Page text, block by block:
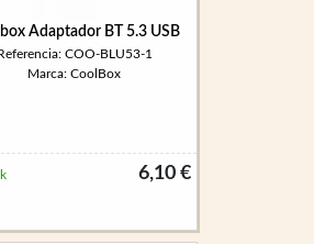
Adaptador BT 5.3 USB
COO-BLU53-1
Marca: CoolBox
6,10 €